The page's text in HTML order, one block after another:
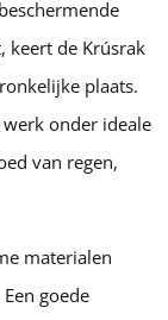
keert de Krúsrak
plaats.
onder ideale
van regen,
materialen
goede